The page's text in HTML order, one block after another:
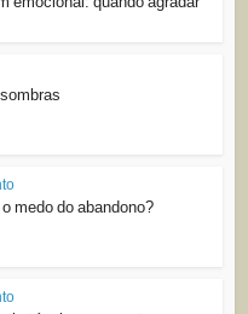
medo do abandono?